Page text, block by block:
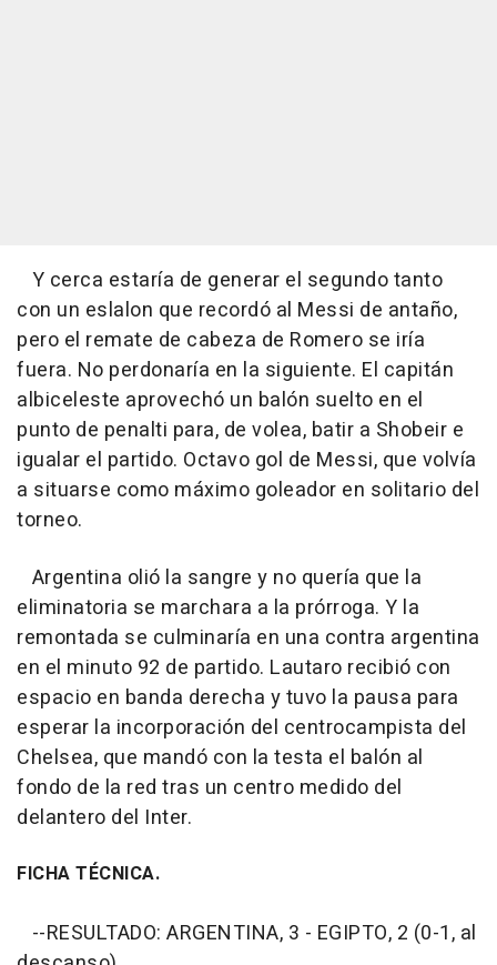
Y cerca estaría de generar el segundo tanto
con un eslalon que recordó al Messi de antaño,
pero el remate de cabeza de Romero se iría
fuera. No perdonaría en la siguiente. El capitán
albiceleste aprovechó un balón suelto en el
punto de penalti para, de volea, batir a Shobeir e
igualar el partido. Octavo gol de Messi, que volvía
a situarse como máximo goleador en solitario del
torneo.
Argentina olió la sangre y no quería que la
eliminatoria se marchara a la prórroga. Y la
remontada se culminaría en una contra argentina
en el minuto 92 de partido. Lautaro recibió con
espacio en banda derecha y tuvo la pausa para
esperar la incorporación del centrocampista del
Chelsea, que mandó con la testa el balón al
fondo de la red tras un centro medido del
delantero del Inter.
FICHA TÉCNICA.
--RESULTADO: ARGENTINA, 3 - EGIPTO, 2 (0-1, al